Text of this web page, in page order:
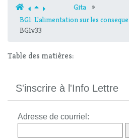
Gita
»
BG1: L'alimentation sur les
BG1v33
Table des matières:
S'inscrire à l'Info Lettre
Adresse de courriel: